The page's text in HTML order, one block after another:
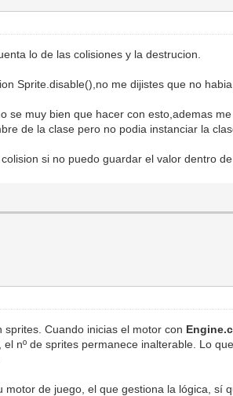
lo de las colisiones y la destrucion.
Sprite.disable(),no me dijistes que no
se muy bien que hacer con esto,ademas
de la clase pero no podia instanciar la
si no puedo guardar el valor dentro de
Cuando inicias el motor con
nº de sprites permanece inalterable. Lo
motor de juego, el que gestiona la lógica,